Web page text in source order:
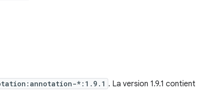
*:1.9.1 . La version 1.9.1 contient